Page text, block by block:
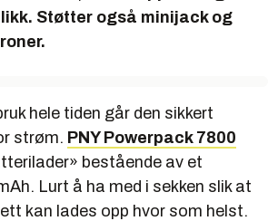
Støtter også minijack og
hele tiden går den sikkert
strøm. PNY Powerpack 7800
bestående av et
Lurt å ha med i sekken slik at
kan lades opp hvor som helst.